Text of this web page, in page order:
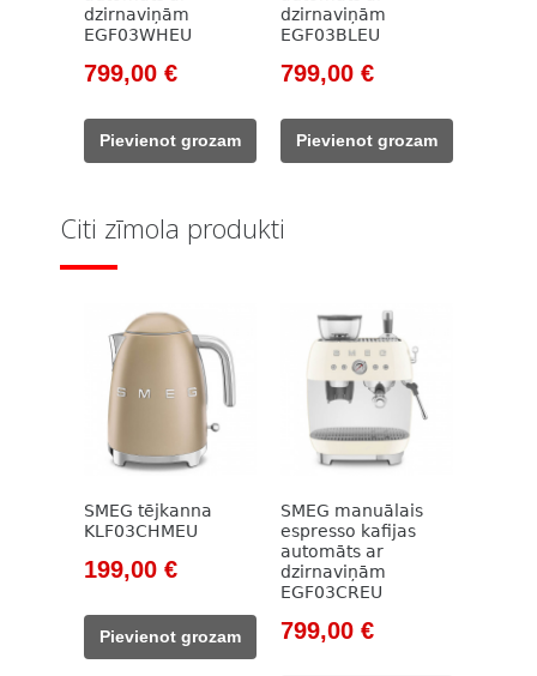
dzirnaviņām
EGF03WHEU
Original
was:
911,00 €.
799,00 €Current
799,00 €.
Pievienot grozam
dzirnaviņām
EGF03BLEU
Original
was:
911,00 €.
799,00 €Current
799,00 €.
Pievienot grozam
Citi zīmola produkti
SMEG tējkanna
KLF03CHMEU
Original
was:
229,00 €.
199,00 €Current
199,00 €.
Pievienot grozam
SMEG manuālais
espresso kafijas
automāts ar
dzirnaviņām
EGF03CREU
Original
799,00 €Current